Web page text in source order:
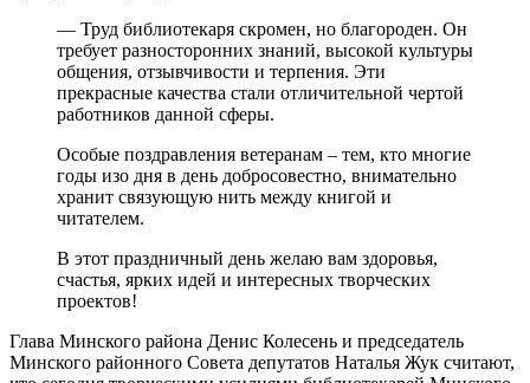
— Труд библиотекаря скромен, но благороден. Он
требует разносторонних знаний, высокой культуры
общения, отзывчивости и терпения. Эти
прекрасные качества стали отличительной чертой
работников данной сферы.
Особые поздравления ветеранам – тем, кто многие
годы изо дня в день добросовестно, внимательно
хранит связующую нить между книгой и
читателем.
В этот праздничный день желаю вам здоровья,
счастья, ярких идей и интересных творческих
проектов!
Глава Минского района Денис Колесень и председатель
Минского районного Совета депутатов Наталья Жук считают,